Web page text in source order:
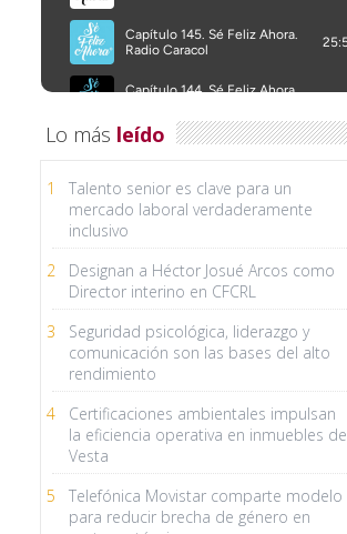
Lo más leído
1
Talento senior es clave para un
mercado laboral verdaderamente
inclusivo
2
Designan a Héctor Josué Arcos como
Director interino en CFCRL
3
Seguridad psicológica, liderazgo y
comunicación son las bases del alto
rendimiento
4
Certificaciones ambientales impulsan
la eficiencia operativa en inmuebles de
Vesta
5
Telefónica Movistar comparte modelo
para reducir brecha de género en